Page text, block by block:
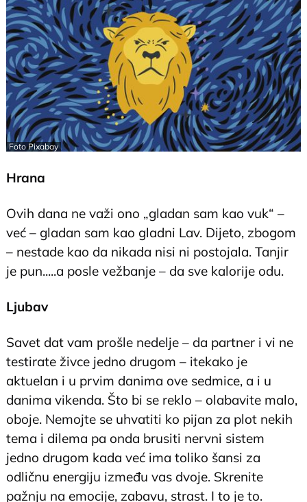
Foto Pixabay
Hrana
Ovih dana ne važi ono „gladan sam kao vuk“ –
već – gladan sam kao gladni Lav. Dijeto, zbogom
– nestade kao da nikada nisi ni postojala. Tanjir
je pun.....a posle vežbanje – da sve kalorije odu.
Ljubav
Savet dat vam prošle nedelje – da partner i vi ne
testirate živce jedno drugom – itekako je
aktuelan i u prvim danima ove sedmice, a i u
danima vikenda. Što bi se reklo – olabavite malo,
oboje. Nemojte se uhvatiti ko pijan za plot nekih
tema i dilema pa onda brusiti nervni sistem
jedno drugom kada već ima toliko šansi za
odličnu energiju između vas dvoje. Skrenite
pažnju na emocije, zabavu, strast. I to je to.